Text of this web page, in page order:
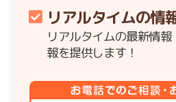
リアルタイムの情
リアルタイムの最新情
報を提供します！